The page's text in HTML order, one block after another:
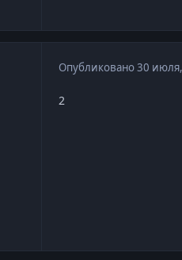
Опубликовано30
2